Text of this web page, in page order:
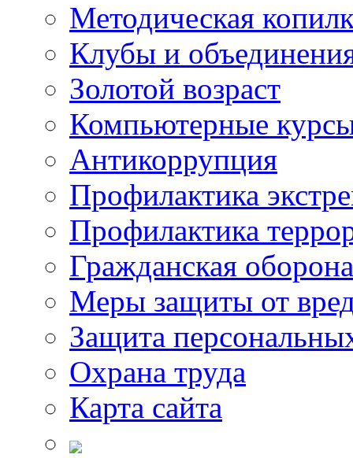
Методическая
Клубы и
Золотой возраст
Компьютерные
Антикоррупция
Профилактика
Профилактика
Гражданская оборона
Меры защиты от
Защита
Охрана труда
Карта сайта